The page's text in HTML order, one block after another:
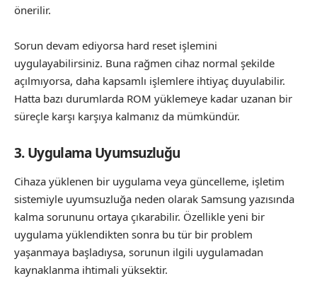
önerilir.
Sorun devam ediyorsa hard reset işlemini
uygulayabilirsiniz. Buna rağmen cihaz normal şekilde
açılmıyorsa, daha kapsamlı işlemlere ihtiyaç duyulabilir.
Hatta bazı durumlarda ROM yüklemeye kadar uzanan bir
süreçle karşı karşıya kalmanız da mümkündür.
3. Uygulama Uyumsuzluğu
Cihaza yüklenen bir uygulama veya güncelleme, işletim
sistemiyle uyumsuzluğa neden olarak Samsung yazısında
kalma sorununu ortaya çıkarabilir. Özellikle yeni bir
uygulama yüklendikten sonra bu tür bir problem
yaşanmaya başladıysa, sorunun ilgili uygulamadan
kaynaklanma ihtimali yüksektir.